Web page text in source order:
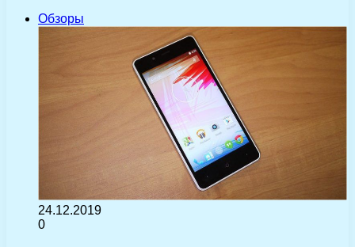
Обзоры
24.12.2019
0